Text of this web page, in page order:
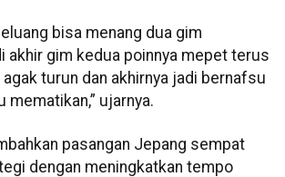
bisa menang dua gim
akhir gim kedua poinnya mepet terus
turun dan akhirnya jadi bernafsu
mematikan,” ujarnya.
pasangan Jepang sempat
dengan meningkatkan tempo